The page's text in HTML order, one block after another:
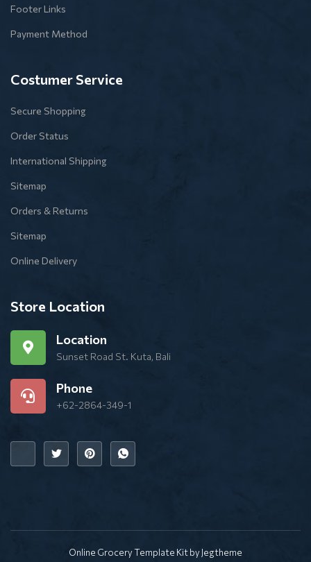
Footer Links
Payment Method
Costumer Service
Secure Shopping
Order Status
International Shipping
Sitemap
Orders & Returns
Sitemap
Online Delivery
Store Location
Location
Sunset Road St. Kuta, Bali
Phone
+62-2864-349-1
Online Grocery Template Kit by Jegtheme